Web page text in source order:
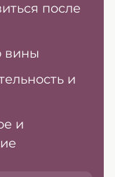
после
вины
и
и